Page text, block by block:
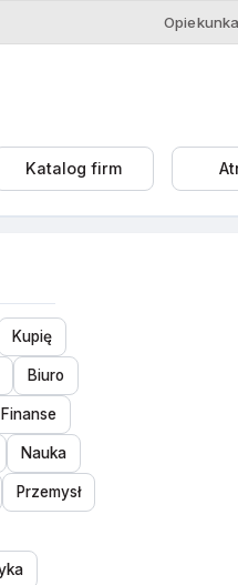
Katalog firm
Kupię
Biuro
Finanse
Nauka
Przemysł